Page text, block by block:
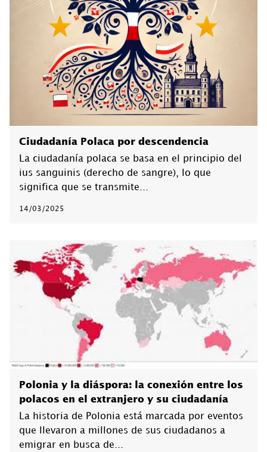
Ciudadanía Polaca por descendencia
La ciudadanía polaca se basa en el principio del
ius sanguinis (derecho de sangre), lo que
significa que se transmite...
14/03/2025
Polonia y la diáspora: la conexión entre los
polacos en el extranjero y su ciudadanía
La historia de Polonia está marcada por eventos
que llevaron a millones de sus ciudadanos a
emigrar en busca de...